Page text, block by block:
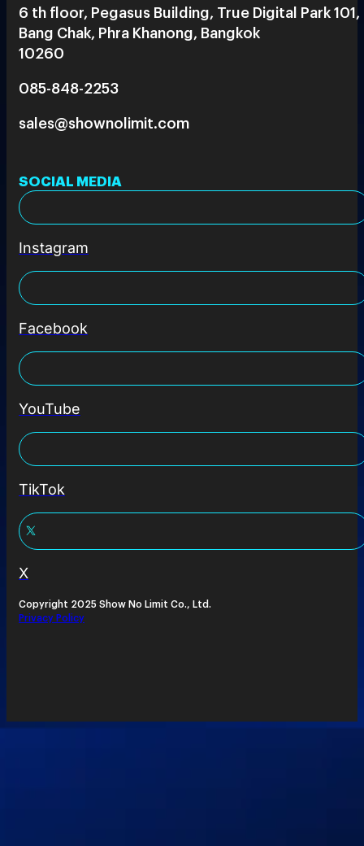
6 th floor, Pegasus Building, True Digital Park 101,
Bang Chak, Phra Khanong, Bangkok
10260
085-848-2253
sales@shownolimit.com
SOCIAL MEDIA
Instagram
Facebook
YouTube
TikTok
X
Copyright 2025 Show No Limit Co., Ltd.
Privacy Policy